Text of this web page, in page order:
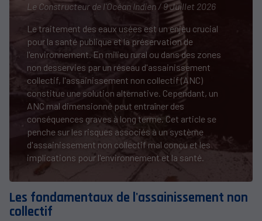
Le Constructeur de l'Océan Indien / 9 Juillet 2026
Le traitement des eaux usées est un enjeu crucial
pour la santé publique et la préservation de
l'environnement. En milieu rural ou dans des zones
non desservies par un réseau d'assainissement
collectif, l'assainissement non collectif (ANC)
constitue une solution alternative. Cependant, un
ANC mal dimensionné peut entraîner des
conséquences graves à long terme. Cet article se
penche sur les risques associés à un système
d'assainissement non collectif mal conçu et les
implications pour l'environnement et la santé.
Les fondamentaux de l'assainissement non
collectif